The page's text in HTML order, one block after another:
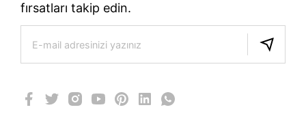
fırsatları takip edin.